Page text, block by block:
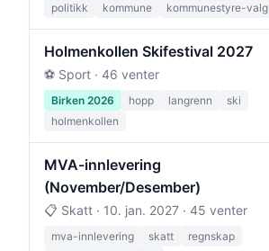
politikk
kommune kommunestyre-valg
Holmenkollen Skifestival 2027
⚽ Sport · 46 venter
Birken 2026 hopp langrenn
ski
holmenkollen
MVA-innlevering
(November/Desember)
📋 Skatt · 10. jan. 2027 · 45 venter
mva-innlevering skatt
regnskap